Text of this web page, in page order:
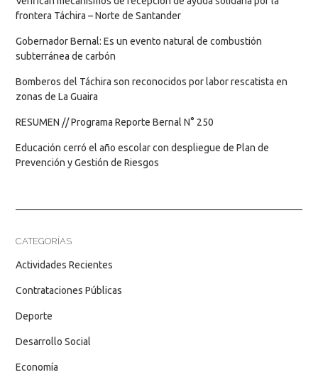
frontera Táchira – Norte de Santander
Gobernador Bernal: Es un evento natural de combustión
subterránea de carbón
Bomberos del Táchira son reconocidos por labor rescatista en
zonas de La Guaira
RESUMEN // Programa Reporte Bernal N° 250
Educación cerró el año escolar con despliegue de Plan de
Prevención y Gestión de Riesgos
CATEGORÍAS
Actividades Recientes
Contrataciones Públicas
Deporte
Desarrollo Social
Economía